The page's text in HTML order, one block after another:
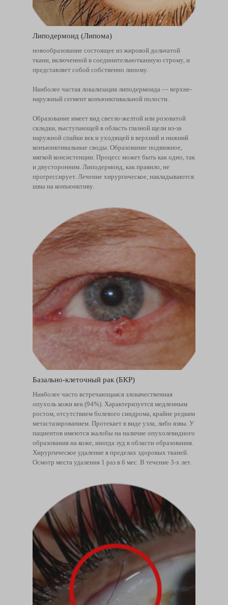
Липодермоид (Липома)
новообразование состоящее из жировой дольчатой
ткани, включенной в соединительнотканную строму, и
представляет собой собственно липому.
Наиболее частая локализация липодермоида — верхне-
наружный сегмент конъюнктивальной полости.
Образование имеет вид светло-желтой или розоватой
складки, выступающей в область глазной щели из-за
наружной спайки век и уходящей в верхний и нижний
конъюнктивальные своды. Образование подвижное,
мягкой консистенции. Процесс может быть как одно, так
и двусторонним. Липодермоид, как правило, не
прогрессирует. Лечение хирургическое, накладываются
швы на конъюнктиву.
Базально-клеточный рак (БКР)
Наиболее часто встречающаяся злокачественная
опухоль кожи век (94%). Характеризуется медленным
ростом, отсутствием болевого синдрома, крайне редким
метастазированием. Протекает в виде узла, либо язвы. У
пациентов имеются жалобы на наличие опухолевидного
образования на коже, иногда зуд в области образования.
Хирургическое удаление в пределах здоровых тканей.
Осмотр места удаления 1 раз в 6 мес. В течение 3-х лет.